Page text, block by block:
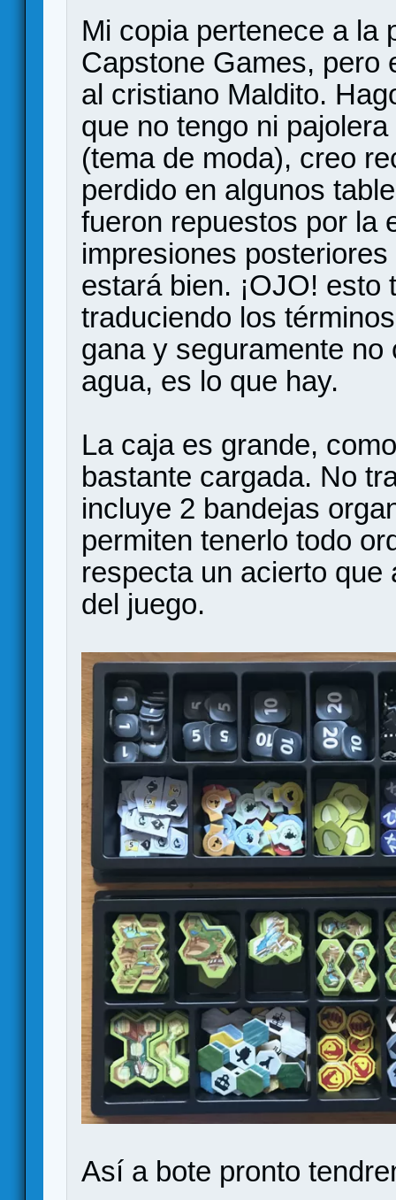
Mi copia pertenece a la
Capstone Games, pero
al cristiano Maldito.
que no tengo ni
(tema de moda), creo
perdido en algunos
fueron repuestos por la
impresiones
estará bien. ¡OJO!
traduciendo los
gana y seguramente
agua, es lo que hay.
La caja es grande,
bastante cargada. No
incluye 2 bandejas
permiten tenerlo todo
respecta un acierto
del juego.
Así a bote pronto